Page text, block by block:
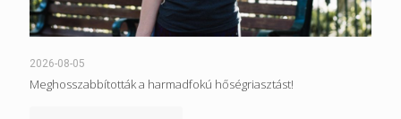
2026-08-05
Meghosszabbították a harmadfokú hőségriasztást!